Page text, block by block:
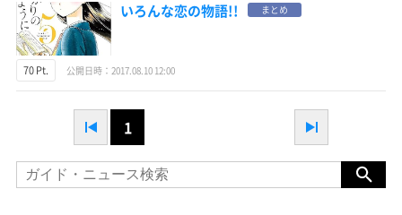
いろんな恋の物語!! まとめ
70 Pt. 公開日時：2017.08.10 12:00
1